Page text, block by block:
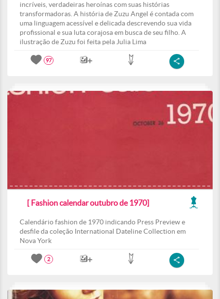
incríveis, verdadeiras heroínas com suas histórias
transformadoras. A história de Zuzu Angel é contada com
uma linguagem acessível e delicada descrevendo sua vida
profissional e sua luta corajosa em busca de seu filho. A
ilustração de Zuzu foi feita pela Julia Lima
97
[ Fashion calendar outubro de 1970]
Calendário fashion de 1970 indicando Press Preview e
desfile da coleção International Dateline Collection em
Nova York
2